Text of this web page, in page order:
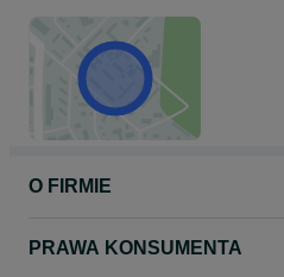
O FIRMIE
PRAWA KONSUMENTA